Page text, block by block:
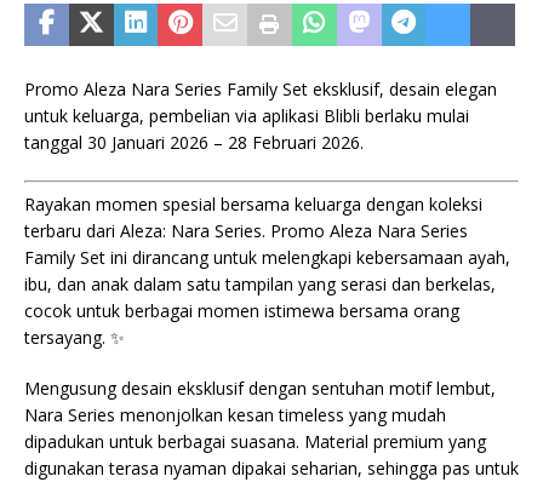
Promo Aleza Nara Series Family Set eksklusif, desain elegan
untuk keluarga, pembelian via aplikasi Blibli berlaku mulai
tanggal 30 Januari 2026 – 28 Februari 2026.
Rayakan momen spesial bersama keluarga dengan koleksi
terbaru dari Aleza: Nara Series. Promo Aleza Nara Series
Family Set ini dirancang untuk melengkapi kebersamaan ayah,
ibu, dan anak dalam satu tampilan yang serasi dan berkelas,
cocok untuk berbagai momen istimewa bersama orang
tersayang. ✨
Mengusung desain eksklusif dengan sentuhan motif lembut,
Nara Series menonjolkan kesan timeless yang mudah
dipadukan untuk berbagai suasana. Material premium yang
digunakan terasa nyaman dipakai seharian, sehingga pas untuk